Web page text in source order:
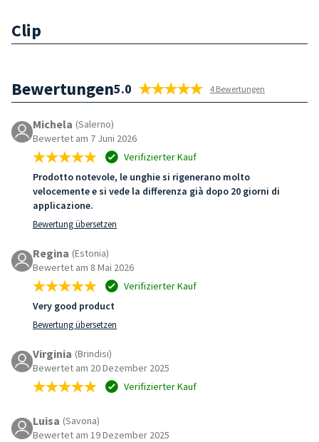
Clip
Bewertungen5.0 4 Bewertungen
Michela (Salerno)
Bewertet am 7 Juni 2026
Verifizierter Kauf
Prodotto notevole, le unghie si rigenerano molto
velocemente e si vede la differenza già dopo 20 giorni di
applicazione.
Bewertung übersetzen
Regina (Estonia)
Bewertet am 8 Mai 2026
Verifizierter Kauf
Very good product
Bewertung übersetzen
Virginia (Brindisi)
Bewertet am 20 Dezember 2025
Verifizierter Kauf
Luisa (Savona)
Bewertet am 19 Dezember 2025